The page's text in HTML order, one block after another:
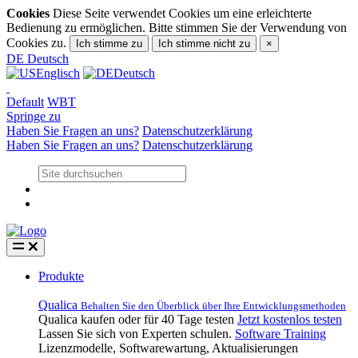
Cookies Diese Seite verwendet Cookies um eine erleichterte
Bedienung zu ermöglichen. Bitte stimmen Sie der Verwendung von
Cookies zu.
Ich stimme zu Ich stimme nicht zu ×
DE Deutsch
Englisch
Deutsch
Default WBT
Springe zu
Haben Sie Fragen an uns? Datenschutzerklärung
Haben Sie Fragen an uns? Datenschutzerklärung
Produkte
Qualica Behalten Sie den Überblick über Ihre Entwicklungsmethoden
Qualica kaufen oder für 40 Tage testen Jetzt kostenlos testen
Lassen Sie sich von Experten schulen. Software Training
Lizenzmodelle, Softwarewartung, Aktualisierungen